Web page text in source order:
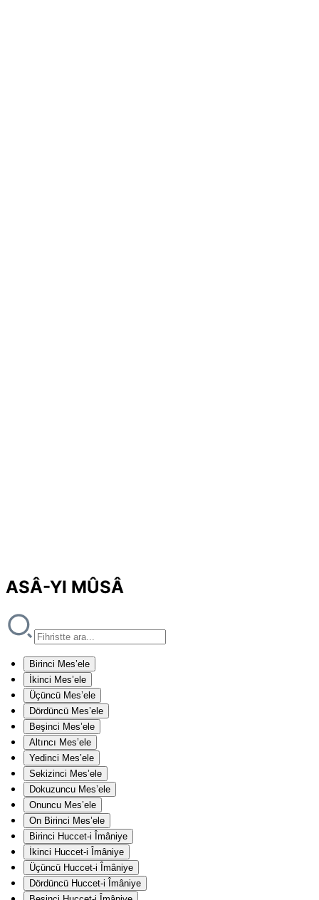
ASÂ-YI MÛSÂ
Birinci Mes’ele
İkinci Mes’ele
Üçüncü Mes’ele
Dördüncü Mes’ele
Beşinci Mes’ele
Altıncı Mes’ele
Yedinci Mes’ele
Sekizinci Mes’ele
Dokuzuncu Mes’ele
Onuncu Mes’ele
On Birinci Mes’ele
Birinci Huccet-i Îmâniye
İkinci Huccet-i Îmâniye
Üçüncü Huccet-i Îmâniye
Dördüncü Huccet-i Îmâniye